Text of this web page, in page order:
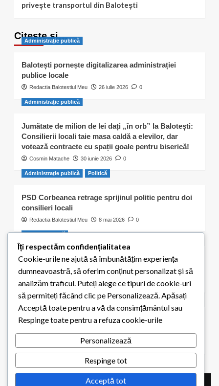
privește transportul din Balotești
Citește și…
Administraţie publică
Balotești pornește digitalizarea administrației
publice locale
Redactia Balotestiul Meu 26 iulie 2026 0
Administraţie publică
Jumătate de milion de lei dați „în orb” la Balotești:
Consilierii locali taie masa caldă a elevilor, dar
votează contracte cu spații goale pentru biserică!
Cosmin Matache 30 iunie 2026 0
Administraţie publică Politică
PSD Corbeanca retrage sprijinul politic pentru doi
consilieri locali
Redactia Balotestiul Meu 8 mai 2026 0
Activitate civică
S-a ales „praful” de cei 300 de puieți plantați de
elevii școlii din Balotești
Redactia Balotestiul Meu 8 mai 2026
Educaţie
Elevii din Balotești pot primi 200 de euro pentru
Redactia Balotestiul Meu 1 mai 2026
Îți respectăm confidențialitatea
Cookie-urile ne ajută să îmbunătățim experiența
dumneavoastră, să oferim conținut personalizat și să
analizăm traficul. Puteți alege ce tipuri de cookie-uri
să permiteți făcând clic pe Personalizează. Apăsați
Acceptă toate pentru a vă da consimțământul sau
Respinge toate pentru a refuza cookie-urile
Personalizează
Respinge tot
Acceptă tot